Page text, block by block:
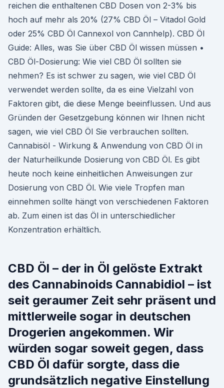
reichen die enthaltenen CBD Dosen von 2-3% bis
hoch auf mehr als 20% (27% CBD Öl – Vitadol Gold
oder 25% CBD Öl Cannexol von Cannhelp). CBD Öl
Guide: Alles, was Sie über CBD Öl wissen müssen •
CBD Öl-Dosierung: Wie viel CBD Öl sollten sie
nehmen? Es ist schwer zu sagen, wie viel CBD Öl
verwendet werden sollte, da es eine Vielzahl von
Faktoren gibt, die diese Menge beeinflussen. Und aus
Gründen der Gesetzgebung können wir Ihnen nicht
sagen, wie viel CBD Öl Sie verbrauchen sollten.
Cannabisöl - Wirkung & Anwendung von CBD Öl in
der Naturheilkunde Dosierung von CBD Öl. Es gibt
heute noch keine einheitlichen Anweisungen zur
Dosierung von CBD Öl. Wie viele Tropfen man
einnehmen sollte hängt von verschiedenen Faktoren
ab. Zum einen ist das Öl in unterschiedlicher
Konzentration erhältlich.
CBD Öl – der in Öl gelöste Extrakt
des Cannabinoids Cannabidiol – ist
seit geraumer Zeit sehr präsent und
mittlerweile sogar in deutschen
Drogerien angekommen. Wir
würden sogar soweit gegen, dass
CBD Öl dafür sorgte, dass die
grundsätzlich negative Einstellung